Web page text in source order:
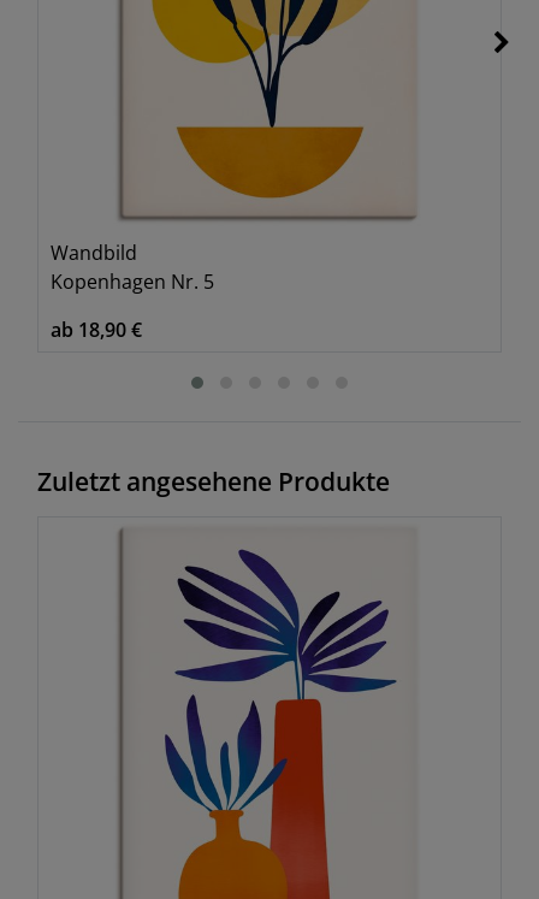
Wandbild
Kopenhagen Nr. 5
ab 18,90 €
Zuletzt angesehene Produkte